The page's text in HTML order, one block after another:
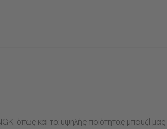
όπως και τα υψηλής ποιότητας μπουζί μας,